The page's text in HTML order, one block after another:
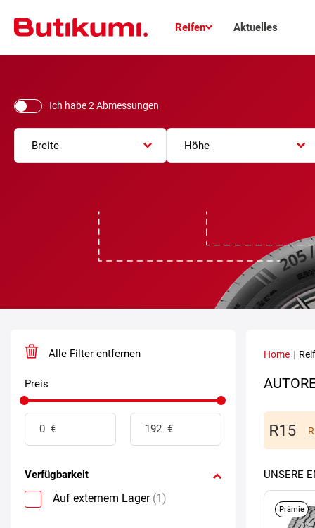
Reifen Aktuelles
Ich habe 2 Abmessungen
Breite Höhe
Alle Filter entfernen
Preis
Verfügbarkeit
Auf externem Lager (1)
Home |
UNSERE
Prämie